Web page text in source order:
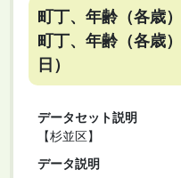
町丁、年齢（各歳
町丁、年齢（各歳
日）
データセット説明
【杉並区】
データ説明